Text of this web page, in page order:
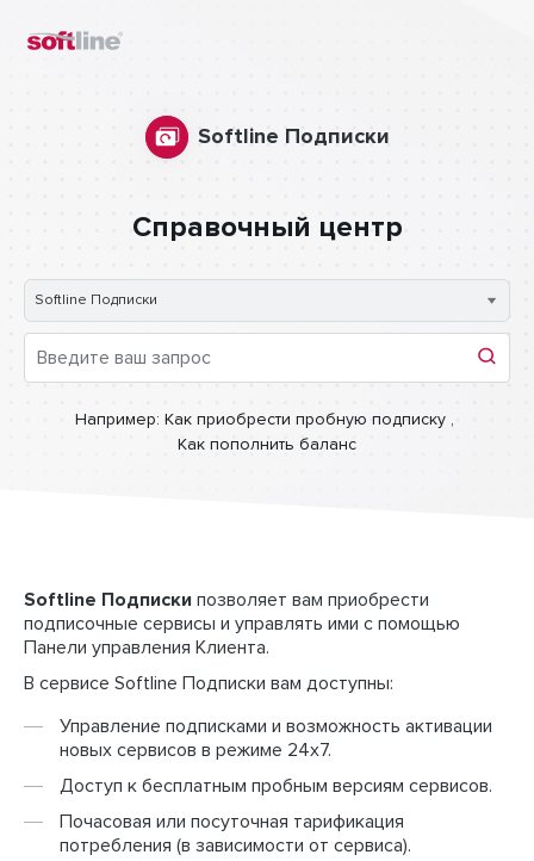
Softline Подписки
Справочный центр
Softline Подписки
Например: Как приобрести пробную подписку ,
Как пополнить баланс
Softline Подписки позволяет вам приобрести
подписочные сервисы и управлять ими с помощью
Панели управления Клиента.
В сервисе Softline Подписки вам доступны:
Управление подписками и возможность активации
новых сервисов в режиме 24x7.
Доступ к бесплатным пробным версиям сервисов.
Почасовая или посуточная тарификация
потребления (в зависимости от сервиса).